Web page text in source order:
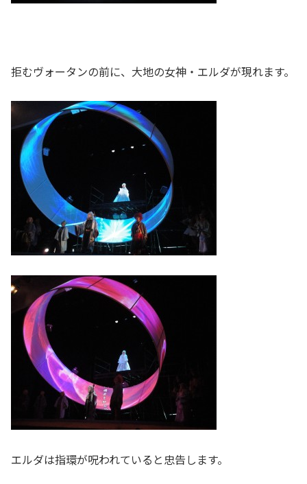
拒むヴォータンの前に、大地の女神・エルダが現れます。
エルダは指環が呪われていると忠告します。